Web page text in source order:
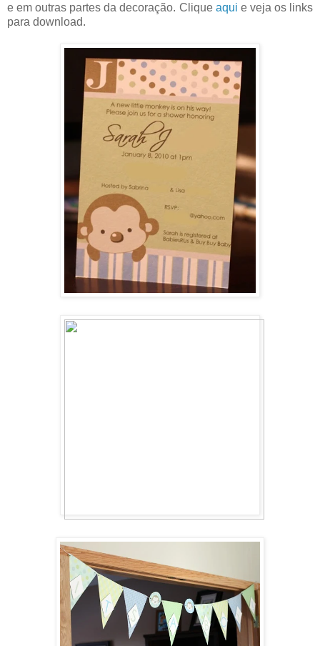
e em outras partes da decoração. Clique aqui e veja os links
para download.